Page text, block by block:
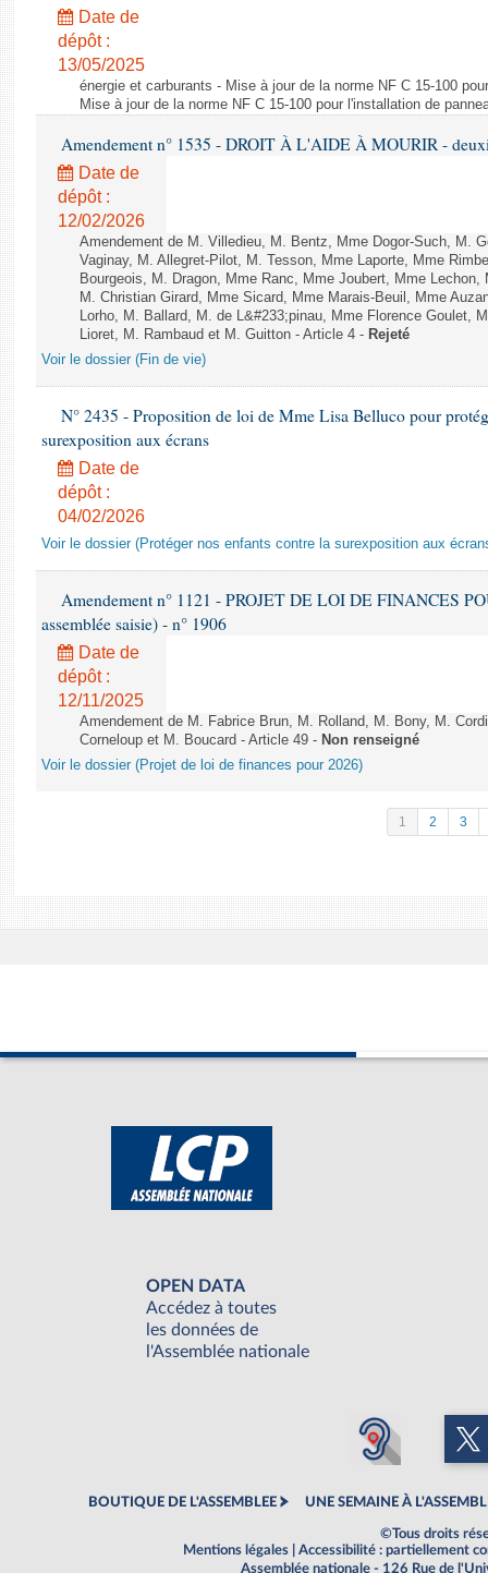
Date de
dépôt :
13/05/2025
énergie et carburants - Mise à jour de la norme NF C 15-100
Mise à jour de la norme NF C 15-100 pour l'installation de
Amendement n° 1535 - DROIT À L'AIDE À MOURIR -
Date de
dépôt :
12/02/2026
Amendement de M. Villedieu, M. Bentz, Mme Dogor-Such, M.
Vaginay, M. Allegret-Pilot, M. Tesson, Mme Laporte, Mme
Bourgeois, M. Dragon, Mme Ranc, Mme Joubert, Mme
M. Christian Girard, Mme Sicard, Mme Marais-Beuil, Mme
Lorho, M. Ballard, M. de L&#233;pinau, Mme Florence Goulet,
Lioret, M. Rambaud et M. Guitton - Article 4 - Rejeté
Voir le dossier (Fin de vie)
N° 2435 - Proposition de loi de Mme Lisa Belluco pour
surexposition aux écrans
Date de
dépôt :
04/02/2026
Voir le dossier (Protéger nos enfants contre la surexposition aux
Amendement n° 1121 - PROJET DE LOI DE FINANCES
assemblée saisie) - n° 1906
Date de
dépôt :
12/11/2025
Amendement de M. Fabrice Brun, M. Rolland, M. Bony, M.
Corneloup et M. Boucard - Article 49 - Non renseigné
Voir le dossier (Projet de loi de finances pour 2026)
1 2 3
OPEN DATA
Accédez à toutes
les données de
l'Assemblée nationale
BOUTIQUE DE L'ASSEMBLEE UNE SEMAINE À
©Tous droits
Mentions légales
Accessibilité : partiellement
Assemblée nationale - 126 Rue de